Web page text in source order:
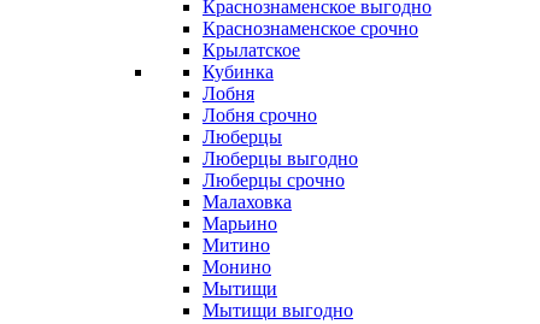
Краснознаменское выгодно
Краснознаменское срочно
Крылатское
Кубинка
Лобня
Лобня срочно
Люберцы
Люберцы выгодно
Люберцы срочно
Малаховка
Марьино
Митино
Монино
Мытищи
Мытищи выгодно